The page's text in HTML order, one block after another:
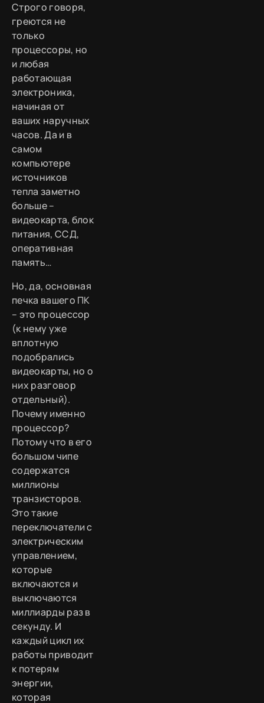
Строго говоря,
греются не
только
процессоры, но
и любая
работающая
электроника,
начиная от
ваших наручных
часов. Да и в
самом
компьютере
источников
тепла заметно
больше –
видеокарта, блок
питания, ССД,
оперативная
память…
Но, да, основная
печка вашего ПК
– это процессор
(к нему уже
вплотную
подобрались
видеокарты, но о
них разговор
отдельный).
Почему именно
процессор?
Потому что в его
большом чипе
содержатся
миллионы
транзисторов.
Это такие
переключатели с
электрическим
управлением,
которые
включаются и
выключаются
миллиарды раз в
секунду. И
каждый цикл их
работы приводит
к потерям
энергии,
которая